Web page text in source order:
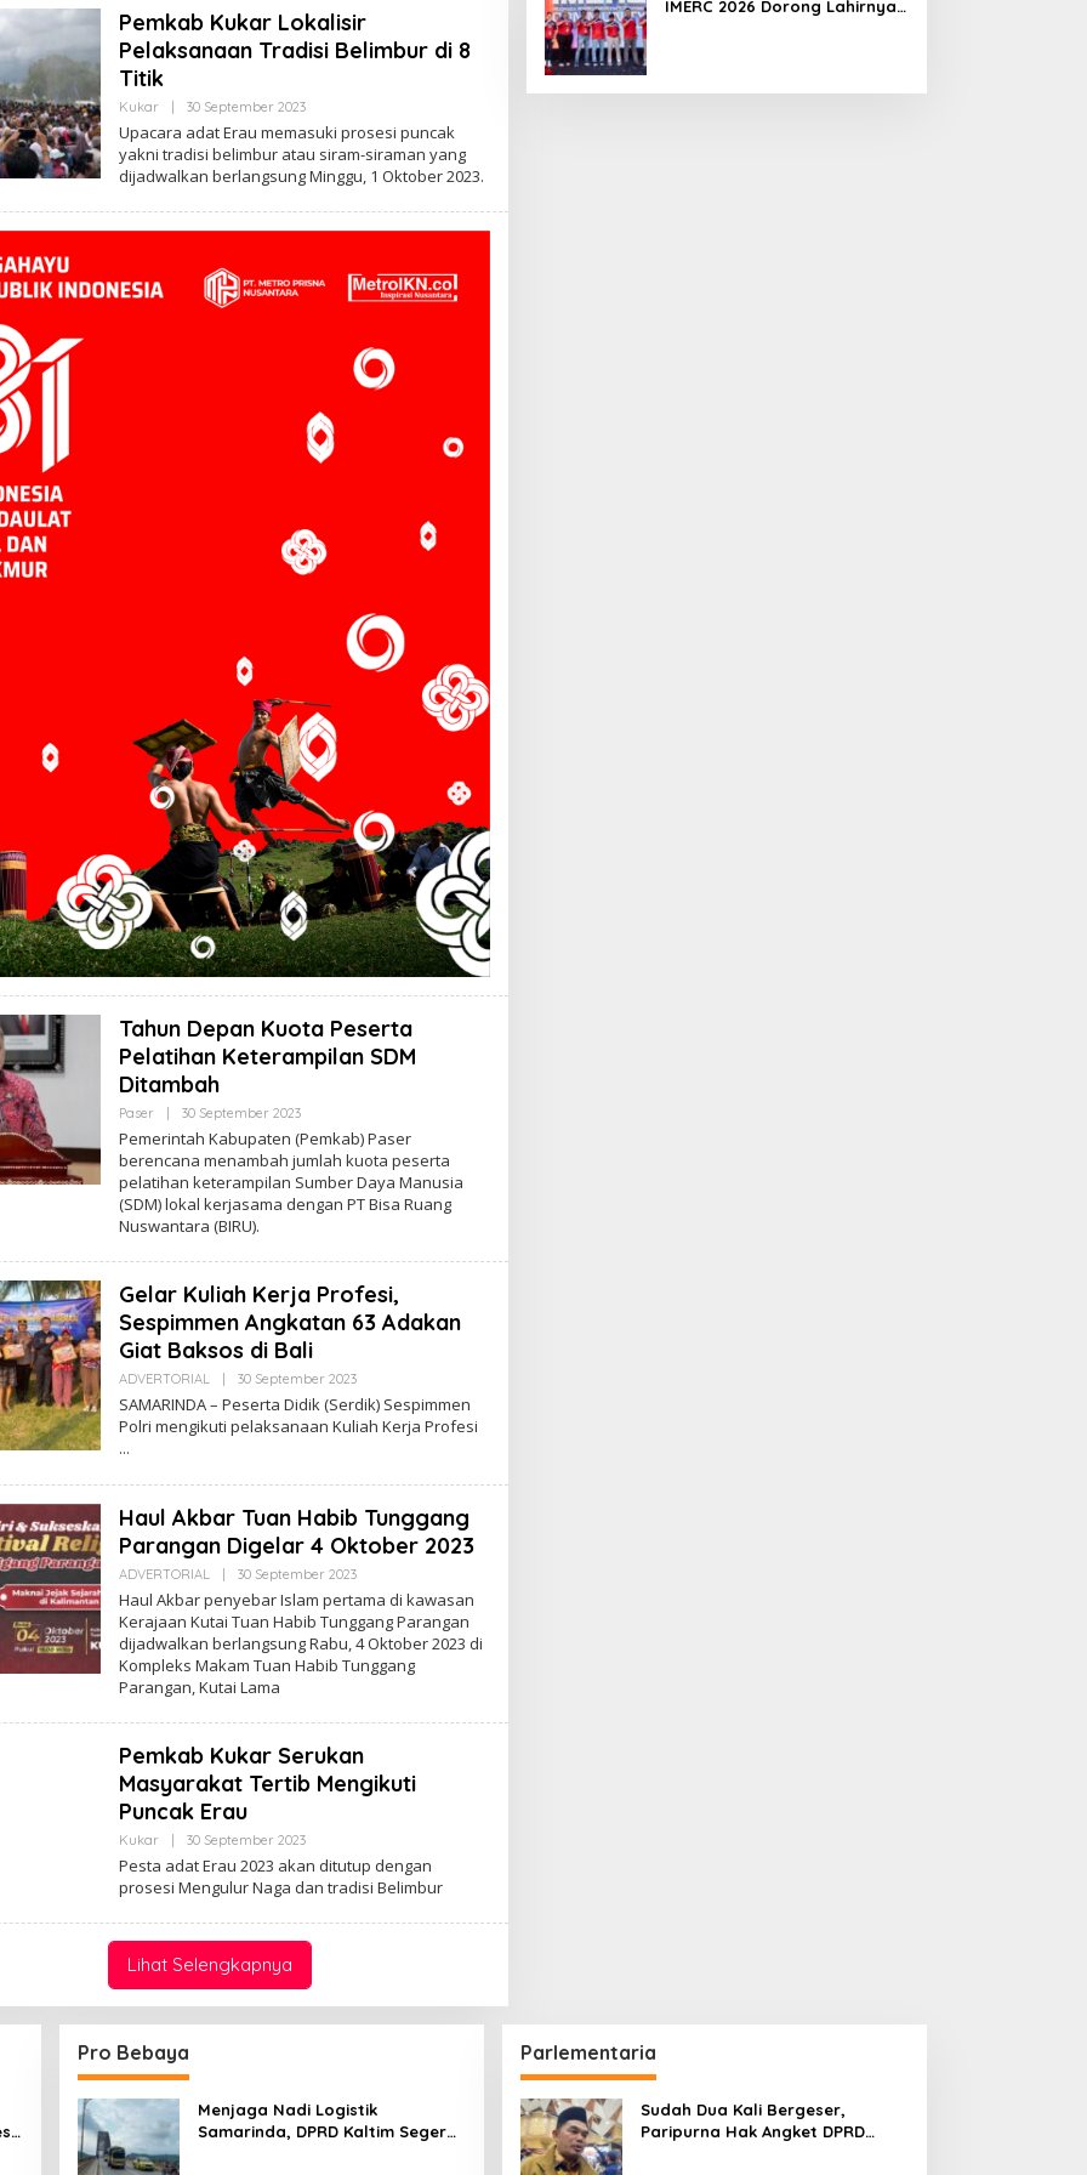
Pemkab Kukar Lokalisir
Pelaksanaan Tradisi Belimbur di 8
Titik
Kukar 30 September 2023Oleh
Upacara adat Erau memasuki prosesi puncak
yakni tradisi belimbur atau siram-siraman yang
dijadwalkan berlangsung Minggu, 1 Oktober 2023.
Tahun Depan Kuota Peserta
Pelatihan Keterampilan SDM
Ditambah
Paser | 30 September 2023Oleh
Pemerintah Kabupaten (Pemkab) Paser
berencana menambah jumlah kuota peserta
pelatihan keterampilan Sumber Daya Manusia
(SDM) lokal kerjasama dengan PT Bisa Ruang
Nuswantara (BIRU).
Gelar Kuliah Kerja Profesi,
Sespimmen Angkatan 63 Adakan
Giat Baksos di Bali
ADVERTORIAL | 30 September 2023Oleh
SAMARINDA – Peserta Didik (Serdik) Sespimmen
Polri mengikuti pelaksanaan Kuliah Kerja Profesi
Haul Akbar Tuan Habib Tunggang
Parangan Digelar 4 Oktober 2023
ADVERTORIAL | 30 September 2023Oleh
Haul Akbar penyebar Islam pertama di kawasan
Kerajaan Kutai Tuan Habib Tunggang Parangan
dijadwalkan berlangsung Rabu, 4 Oktober 2023 di
Kompleks Makam Tuan Habib Tunggang
Parangan, Kutai Lama
Pemkab Kukar Serukan
Masyarakat Tertib Mengikuti
Puncak Erau
Kukar | 30 September 2023Oleh
Pesta adat Erau 2023 akan ditutup dengan
prosesi Mengulur Naga dan tradisi Belimbur
Lihat Selengkapnya
IMERC 2026 Dorong Lahirnya
Pro Bebaya
Menjaga Nadi Logistik
Samarinda, DPRD Kaltim Segera
Parlementaria
Sudah Dua Kali Bergeser,
Paripurna Hak Angket DPRD